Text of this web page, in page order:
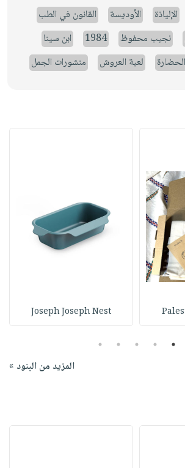
الإلياذة الأوديسة
القانون في الطب
نجيب محفوظ 1984
ابن سينا
لعبة العروش منشورات الجمل
Joseph Joseph Nest
1
2
3
4
5
المزيد من البنود »